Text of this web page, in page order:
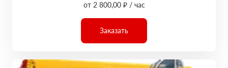
от 2 800,00 ₽ / час
Заказать